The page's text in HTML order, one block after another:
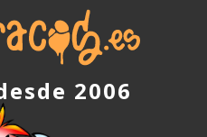
2006